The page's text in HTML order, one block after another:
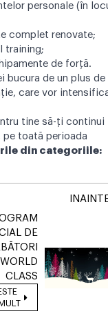
personale (în
complet renovate;
training;
de forță.
bucura de un plus de
care vor
tine să-ți continui
toată perioada
din categoriile:
DE
CLASS